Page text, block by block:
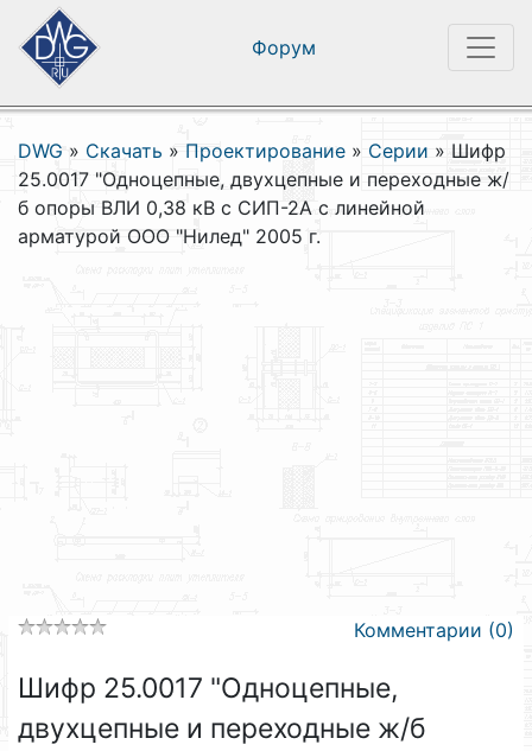
Форум
DWG » Скачать » Проектирование » Серии » Шифр
25.0017 "Одноцепные, двухцепные и переходные ж/
б опоры ВЛИ 0,38 кВ с СИП-2А с линейной
арматурой ООО "Нилед" 2005 г.
Комментарии (0)
Шифр 25.0017 "Одноцепные,
двухцепные и переходные ж/б